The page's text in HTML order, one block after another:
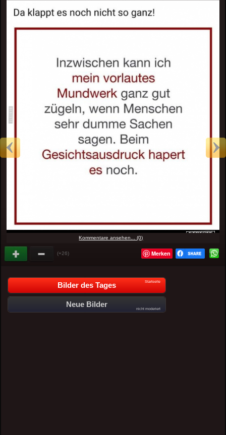
Kommentare ansehen... (0)
(+26) Merken
Bilder des Tages Startseite
Neue Bilder
nicht moderiert